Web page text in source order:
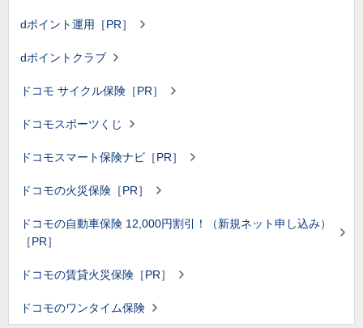
dポイント運用［PR］
dポイントクラブ
ドコモ サイクル保険［PR］
ドコモスポーツくじ
ドコモスマート保険ナビ［PR］
ドコモの火災保険［PR］
ドコモの自動車保険 12,000円割引！（新規ネット申し込み）
［PR］
ドコモの賃貸火災保険［PR］
ドコモのワンタイム保険